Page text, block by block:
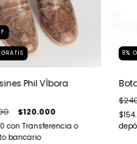
Phil VÌbora
$120.000
con Transferencia o
bancario
8%